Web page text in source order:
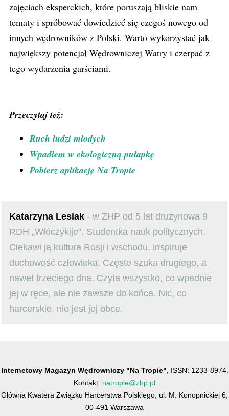
zajęciach eksperckich, które poruszają bliskie nam
tematy i spróbować dowiedzieć się czegoś nowego od
innych wędrowników z Polski. Warto wykorzystać jak
największy potencjał Wędrowniczej Watry i czerpać z
tego wydarzenia garściami.
Przeczytaj też:
Ruch ludzi młodych
Wpadłem w ekologiczną pułapkę
Pobierz aplikację Na Tropie
Katarzyna Lesiak - w ZHP od 5 lat drużynowa 9
RDH „Włóczykije”. Studentka nauk politycznych.
Ciekawi ją kultura Rosji i wschodu, inspiruje
duchowość człowieka. Często szuka drugiego, a
nawet trzeciego dna. Czyta wszystko, co wpadnie
jej w ręce, ale nie zawsze do końca. Nic, co
harcerskie, nie jest jej obce.
Internetowy Magazyn Wędrowniczy "Na Tropie" , ISSN: 1233-8974.
Kontakt: natropie@zhp.pl
Główna Kwatera Związku Harcerstwa Polskiego, ul. M. Konopnickiej 6,
00-491 Warszawa